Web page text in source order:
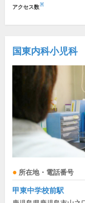
アクセス数※
国東内科小児科
所在地・電話番号
甲東中学校前駅